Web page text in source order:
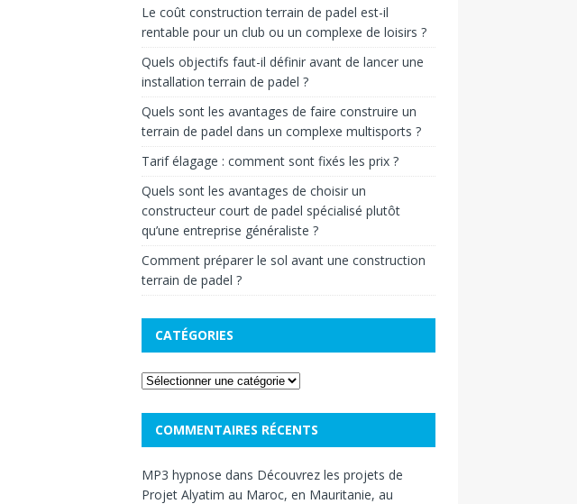
Le coût construction terrain de padel est-il
rentable pour un club ou un complexe de loisirs ?
Quels objectifs faut-il définir avant de lancer une
installation terrain de padel ?
Quels sont les avantages de faire construire un
terrain de padel dans un complexe multisports ?
Tarif élagage : comment sont fixés les prix ?
Quels sont les avantages de choisir un
constructeur court de padel spécialisé plutôt
qu’une entreprise généraliste ?
Comment préparer le sol avant une construction
terrain de padel ?
CATÉGORIES
COMMENTAIRES RÉCENTS
MP3 hypnose dans Découvrez les projets de
Projet Alyatim au Maroc, en Mauritanie, au